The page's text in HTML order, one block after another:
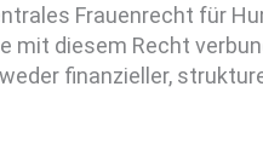
Frauenrecht für
mit diesem Recht
finanzieller,